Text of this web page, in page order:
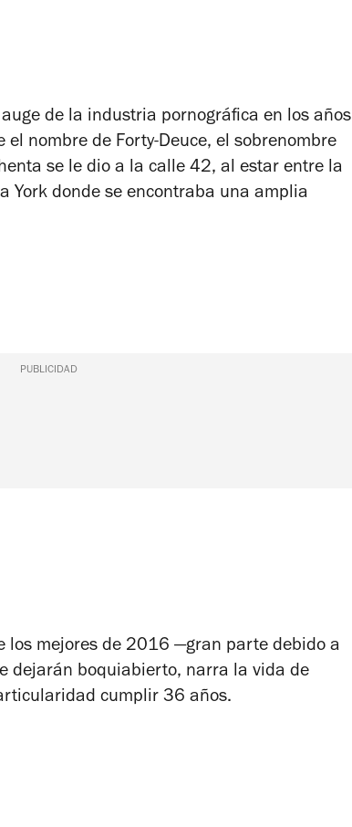
de la industria pornográfica en los años
el nombre de Forty-Deuce, el sobrenombre
se le dio a la calle 42, al estar entre la
York donde se encontraba una amplia
PUBLICIDAD
los mejores de 2016 —gran parte debido a
dejarán boquiabierto, narra la vida de
cumplir 36 años.